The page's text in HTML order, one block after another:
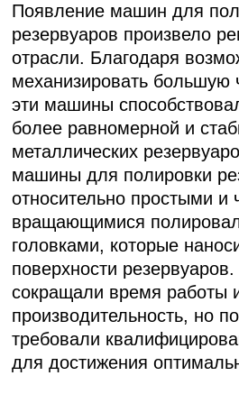
Появление машин для
резервуаров произвело
отрасли. Благодаря
механизировать большую
эти машины
более равномерной и
металлических
машины для полировки
относительно простыми и
вращающимися
головками, которые
поверхности
сокращали время работы
производительность, но
требовали
для достижения